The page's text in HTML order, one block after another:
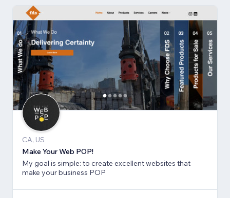
CA, US
Make Your Web POP!
My goal is simple: to create excellent websites that
make your business POP